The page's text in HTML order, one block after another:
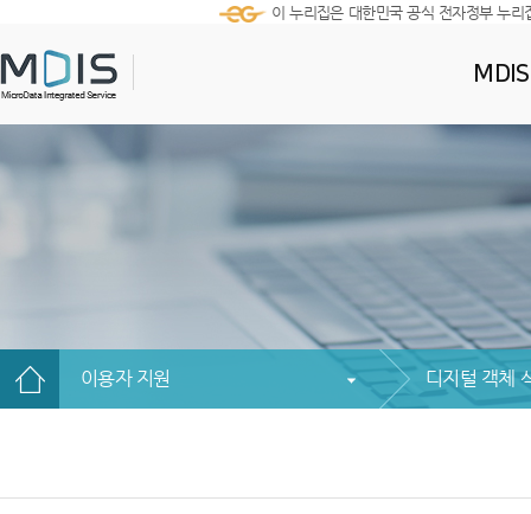
이 누리집은 대한민국 공식 전자정부 누리
이용자 지원 디지털 객체